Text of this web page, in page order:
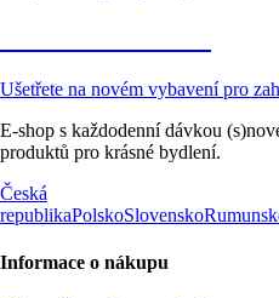
Ušetřete na novém vybavení pro
E-shop s každodenní dávkou
produktů pro krásné bydlení.
Česká
republikaPolskoSlovensko
Informace o nákupu